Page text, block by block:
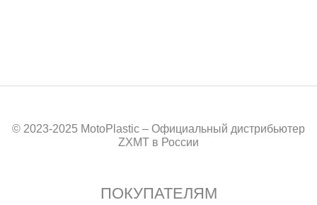
© 2023-2025 MotoPlastic – Официальный дистрибьютер
ZXMT в России
ПОКУПАТЕЛЯМ